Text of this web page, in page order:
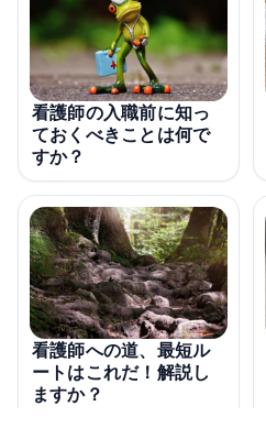
看護師の入職前に知っ
ておくべきことは何で
すか？
看護師への道、最短ル
ートはこれだ！解説し
ますか？